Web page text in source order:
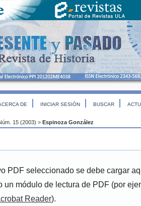
DE INICIAR SESIÓN BUSCAR
15 (2003) > Espinoza González
PDF seleccionado se debe cargar
un módulo de lectura de PDF (por
Reader).